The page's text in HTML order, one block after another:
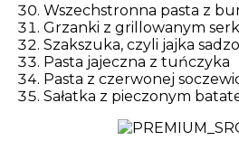
Wszechstronna pasta z
Grzanki z grillowanym
Szakszuka, czyli jajka
Pasta jajeczna z tuńczyka
Pasta z czerwonej
Sałatka z pieczonym